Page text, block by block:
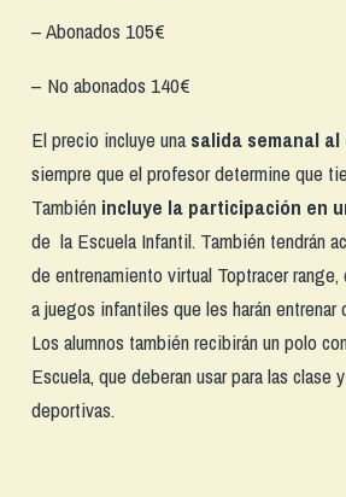
– Abonados 105€
– No abonados 140€
El precio incluye unasalida semanal
siempre que el profesor determine que
También incluye la participación en
de la Escuela Infantil. También tendrán
de entrenamiento virtual Toptracer
a juegos infantiles que les harán entrenar
Los alumnos también recibirán un polo
Escuela, que deberan usar para las clase
deportivas.